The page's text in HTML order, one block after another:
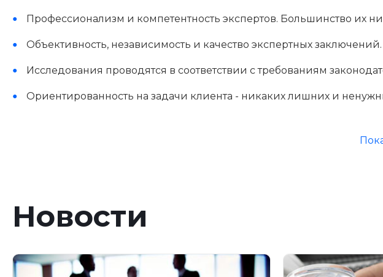
Профессионализм и компетентность экспертов. Большинство
Объективность, независимость и качество экспертных заключений.
Исследования проводятся в соответствии с требованиям
Ориентированность на задачи клиента - никаких лишних и
Новости